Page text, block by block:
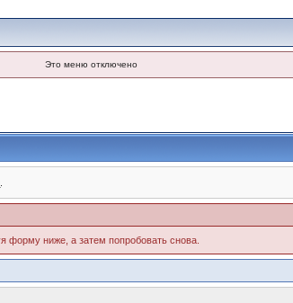
Это меню отключено
форму ниже, а затем попробовать снова.